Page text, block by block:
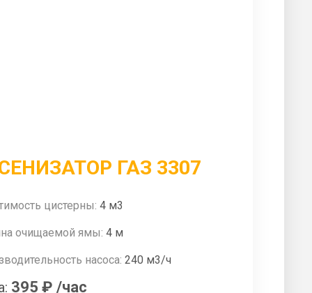
ГАЗ 3307
цистерны: 4 м3
очищаемой ямы: 4 м
насоса: 240 м3/ч
395 ₽ /час